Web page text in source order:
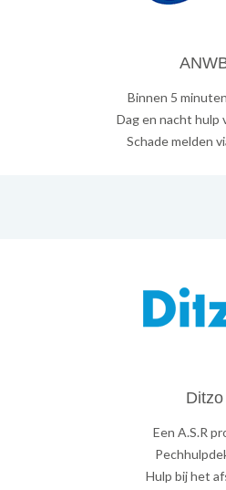
Binnen 5
Dag en nacht hulp
Schade melden
Ditzo
Een A.S.R
Hulp bij het